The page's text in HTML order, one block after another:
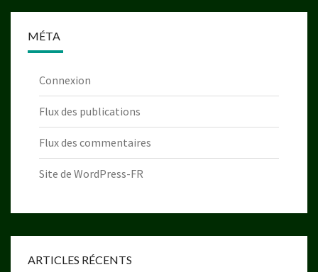
MÉTA
Connexion
Flux des publications
Flux des commentaires
Site de WordPress-FR
ARTICLES RÉCENTS